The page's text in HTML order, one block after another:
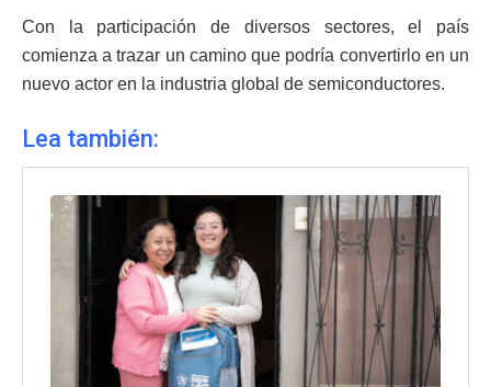
Con la participación de diversos sectores, el país
comienza a trazar un camino que podría convertirlo en un
nuevo actor en la industria global de semiconductores.
Lea también: